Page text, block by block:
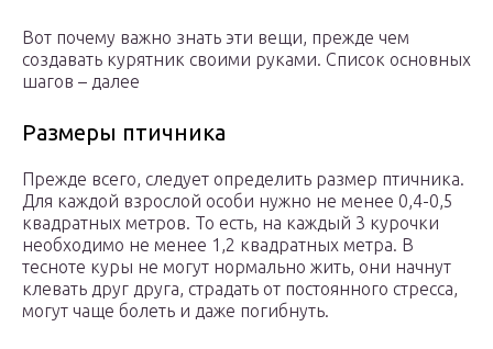
Вот почему важно знать эти вещи, прежде чем
создавать курятник своими руками. Список основных
шагов – далее
Размеры птичника
Прежде всего, следует определить размер птичника.
Для каждой взрослой особи нужно не менее 0,4-0,5
квадратных метров. То есть, на каждый 3 курочки
необходимо не менее 1,2 квадратных метра. В
тесноте куры не могут нормально жить, они начнут
клевать друг друга, страдать от постоянного стресса,
могут чаще болеть и даже погибнуть.